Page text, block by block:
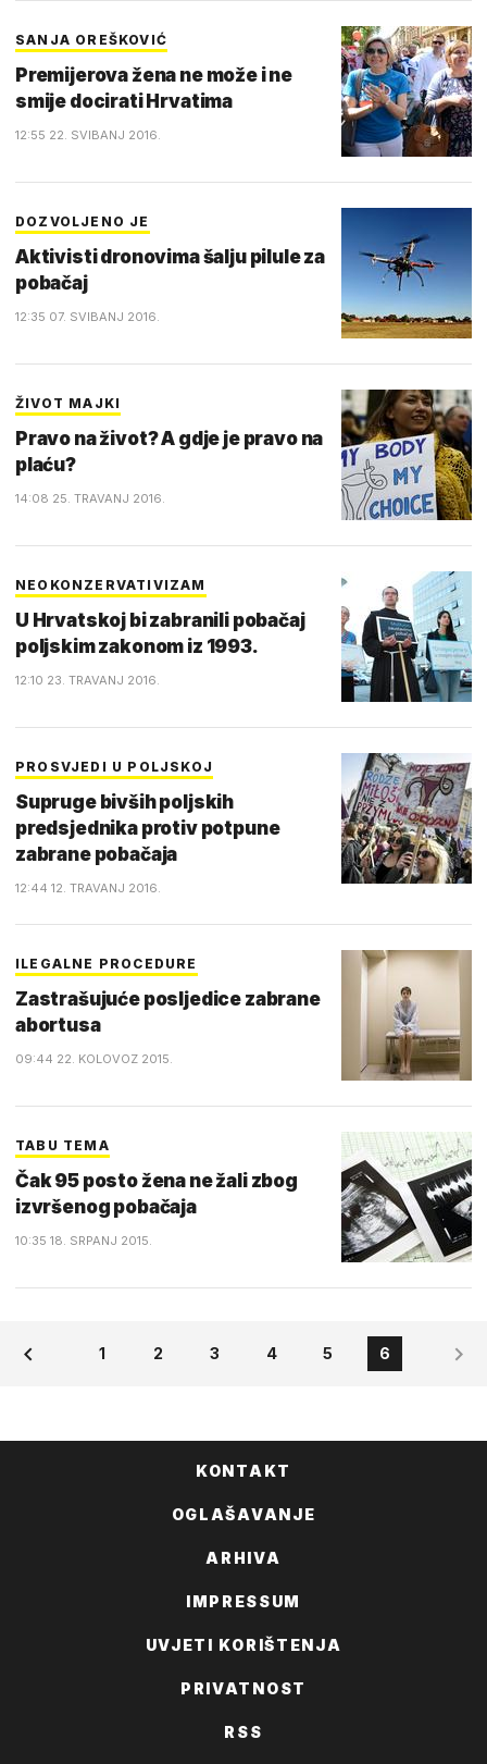
SANJA OREŠKOVIĆ
Premijerova žena ne može i ne
smije docirati Hrvatima
12:55 22. SVIBANJ 2016.
DOZVOLJENO JE
Aktivisti dronovima šalju pilule za
pobačaj
12:35 07. SVIBANJ 2016.
ŽIVOT MAJKI
Pravo na život? A gdje je pravo na
plaću?
14:08 25. TRAVANJ 2016.
NEOKONZERVATIVIZAM
U Hrvatskoj bi zabranili pobačaj
poljskim zakonom iz 1993.
12:10 23. TRAVANJ 2016.
PROSVJEDI U POLJSKOJ
Supruge bivših poljskih
predsjednika protiv potpune
zabrane pobačaja
12:44 12. TRAVANJ 2016.
ILEGALNE PROCEDURE
Zastrašujuće posljedice zabrane
abortusa
09:44 22. KOLOVOZ 2015.
TABU TEMA
Čak 95 posto žena ne žali zbog
izvršenog pobačaja
10:35 18. SRPANJ 2015.
1 2 3 4 5 6
KONTAKT
OGLAŠAVANJE
ARHIVA
IMPRESSUM
UVJETI KORIŠTENJA
PRIVATNOST
RSS